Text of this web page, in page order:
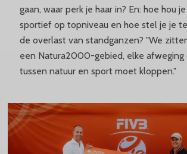
gaan, waar perk je haar in? En: hoe hou
sportief op topniveau en hoe stel je je
de overlast van standganzen? "We
een Natura2000-gebied, elke afweging
tussen natuur en sport moet kloppen."